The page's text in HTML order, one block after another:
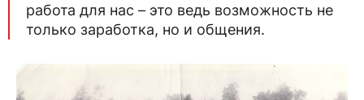
работа для нас – это ведь возможность не
только заработка, но и общения.